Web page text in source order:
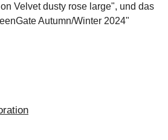
Velvet dusty rose large", und das
Autumn/Winter 2024"